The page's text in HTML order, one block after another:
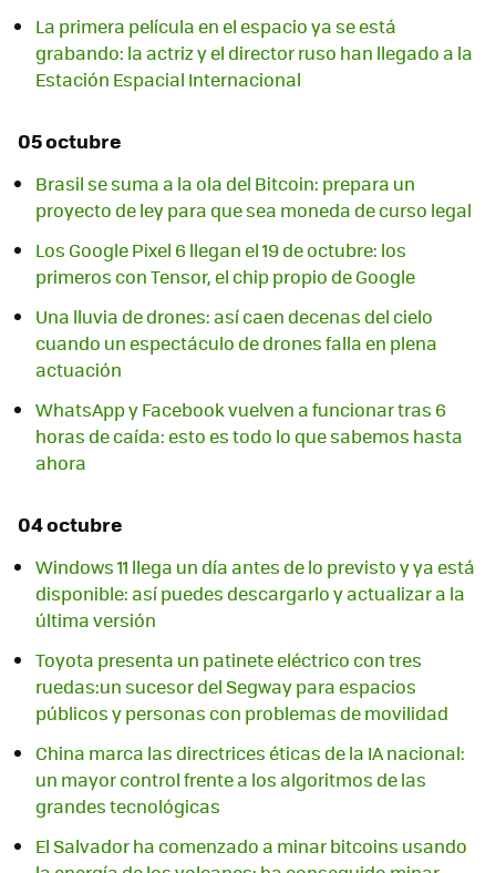
La primera película en el espacio ya se está
grabando: la actriz y el director ruso han llegado a la
Estación Espacial Internacional
05 octubre
Brasil se suma a la ola del Bitcoin: prepara un
proyecto de ley para que sea moneda de curso legal
Los Google Pixel 6 llegan el 19 de octubre: los
primeros con Tensor, el chip propio de Google
Una lluvia de drones: así caen decenas del cielo
cuando un espectáculo de drones falla en plena
actuación
WhatsApp y Facebook vuelven a funcionar tras 6
horas de caída: esto es todo lo que sabemos hasta
ahora
04 octubre
Windows 11 llega un día antes de lo previsto y ya está
disponible: así puedes descargarlo y actualizar a la
última versión
Toyota presenta un patinete eléctrico con tres
ruedas:un sucesor del Segway para espacios
públicos y personas con problemas de movilidad
China marca las directrices éticas de la IA nacional:
un mayor control frente a los algoritmos de las
grandes tecnológicas
El Salvador ha comenzado a minar bitcoins usando